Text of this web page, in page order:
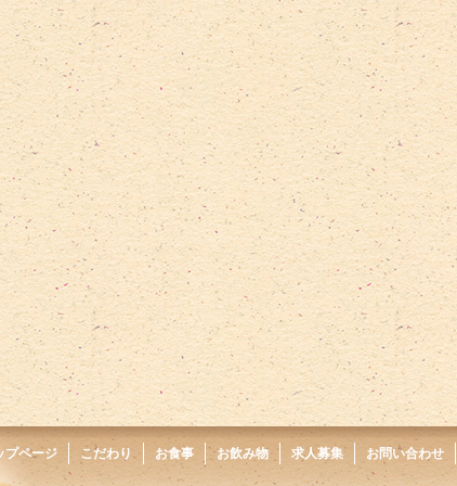
プページ こだわり お食事 お飲み物 求人募集 お問い合わせ